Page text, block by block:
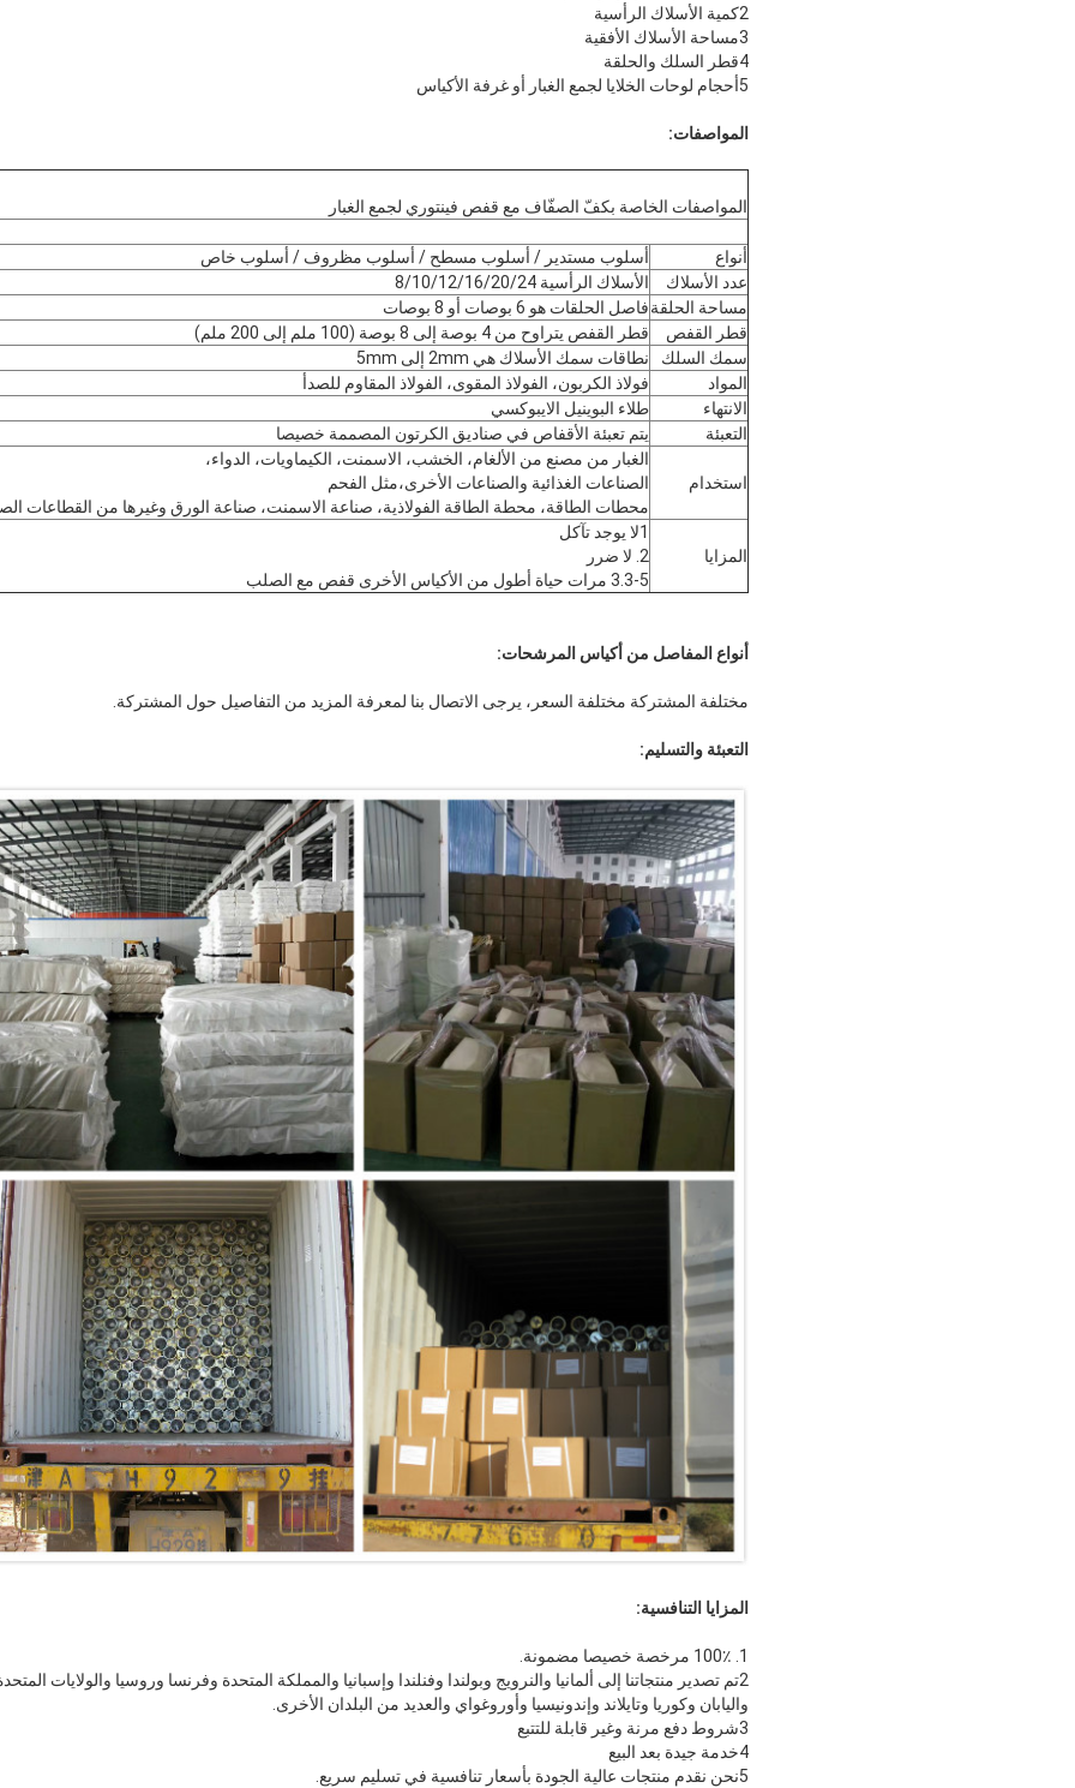
2كمية الأسلاك الرأسية
3مساحة الأسلاك الأفقية
4قطر السلك والحلقة
5أحجام لوحات الخلايا لجمع الغبار أو غرفة الأكياس
المواصفات:
المواصفات الخاصة بكفّ الصفّاف مع قفص فينتوري لجمع الغبار
أنواع
أسلوب مستدير / أسلوب مسطح / أسلوب مظروف / أسلوب خاص
عدد الأسلاك
الأسلاك الرأسية 8/10/12/16/20/24
مساحة الحلقةفاصل الحلقات هو 6 بوصات أو 8 بوصات
قطر القفص
قطر القفص يتراوح من 4 بوصة إلى 8 بوصة (100 ملم إلى 200 ملم)
سمك السلك
نطاقات سمك الأسلاك هي 2mm إلى 5mm
المواد
فولاذ الكربون، الفولاذ المقوى، الفولاذ المقاوم للصدأ
الانتهاء
طلاء البوينيل الايبوكسي
التعبئة
يتم تعبئة الأقفاص في صناديق الكرتون المصممة خصيصا
استخدام
الغبار من مصنع من الألغام، الخشب، الاسمنت، الكيماويات، الدواء،
الصناعات الغذائية والصناعات الأخرى،مثل الفحم
محطات الطاقة، محطة الطاقة الفولاذية، صناعة الاسمنت، صناعة الورق وغيرها من القطاعات
المزايا
1لا يوجد تآكل
2. لا ضرر
3.3-5 مرات حياة أطول من الأكياس الأخرى قفص مع الصلب
أنواع المفاصل من أكياس المرشحات:
مختلفة المشتركة مختلفة السعر، يرجى الاتصال بنا لمعرفة المزيد من التفاصيل حول المشتركة.
التعبئة والتسليم:
المزايا التنافسية:
1. 100٪ مرخصة خصيصا مضمونة.
2تم تصدير منتجاتنا إلى ألمانيا والنرويج وبولندا وفنلندا وإسبانيا والمملكة المتحدة وفرنسا وروسيا والولايات
واليابان وكوريا وتايلاند وإندونيسيا وأوروغواي والعديد من البلدان الأخرى.
3شروط دفع مرنة وغير قابلة للتتبع
4خدمة جيدة بعد البيع
5نحن نقدم منتجات عالية الجودة بأسعار تنافسية في تسليم سريع.